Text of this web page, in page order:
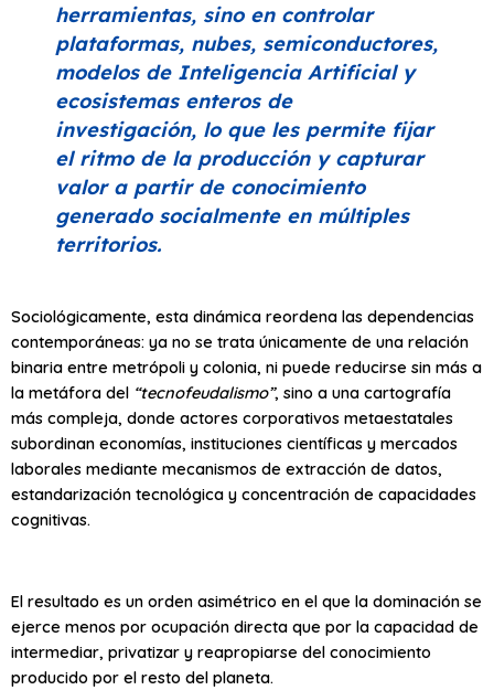
herramientas, sino en controlar
plataformas, nubes, semiconductores,
modelos de Inteligencia Artificial y
ecosistemas enteros de
investigación, lo que les permite fijar
el ritmo de la producción y capturar
valor a partir de conocimiento
generado socialmente en múltiples
territorios.
Sociológicamente, esta dinámica reordena las dependencias
contemporáneas: ya no se trata únicamente de una relación
binaria entre metrópoli y colonia, ni puede reducirse sin más a
la metáfora del “tecnofeudalismo”, sino a una cartografía
más compleja, donde actores corporativos metaestatales
subordinan economías, instituciones científicas y mercados
laborales mediante mecanismos de extracción de datos,
estandarización tecnológica y concentración de capacidades
cognitivas.
El resultado es un orden asimétrico en el que la dominación se
ejerce menos por ocupación directa que por la capacidad de
intermediar, privatizar y reapropiarse del conocimiento
producido por el resto del planeta.